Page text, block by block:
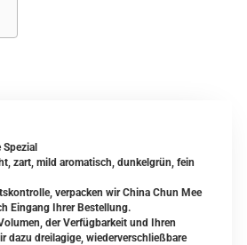
zart, mild aromatisch, dunkelgrün, fein
verpacken wir China Chun Mee
Eingang Ihrer Bestellung.
der Verfügbarkeit und Ihren
dazu dreilagige, wiederverschließbare